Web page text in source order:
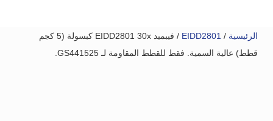
الرئيسية /
EIDD2801
/ فيبميد EIDD2801 30x كبسولة (5 كجم
قطط) عالية السمية. فقط للقطط المقاومة لـ GS441525.